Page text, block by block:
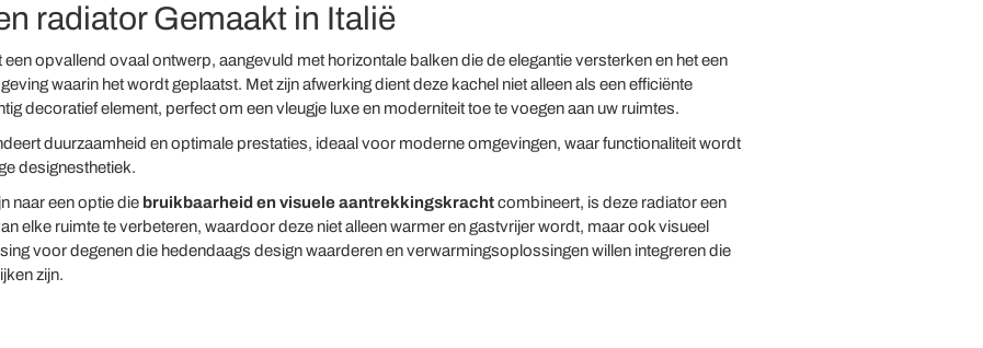
radiator Gemaakt in Italië
opvallend ovaal ontwerp, aangevuld met horizontale balken die de elegantie versterken en het een
waarin het wordt geplaatst. Met zijn afwerking dient deze kachel niet alleen als een efficiënte
decoratief element, perfect om een vleugje luxe en moderniteit toe te voegen aan uw ruimtes.
duurzaamheid en optimale prestaties, ideaal voor moderne omgevingen, waar functionaliteit wordt
designesthetiek.
naar een optie die bruikbaarheid en visuele aantrekkingskrachtcombineert, is deze radiator een
elke ruimte te verbeteren, waardoor deze niet alleen warmer en gastvrijer wordt, maar ook visueel
voor degenen die hedendaags design waarderen en verwarmingsoplossingen willen integreren die
zijn.